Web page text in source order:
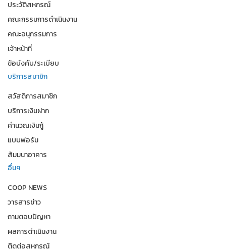
ประวัติสหกรณ์
คณะกรรมการดำเนินงาน
คณะอนุกรรมการ
เจ้าหน้าที่
ข้อบังคับ/ระเบียบ
บริการสมาชิก
สวัสดิการสมาชิก
บริการเงินฝาก
คำนวณเงินกู้
แบบฟอร์ม
สัมมนาอาคาร
อื่นๆ
COOP NEWS
วารสารข่าว
ถามตอบปัญหา
ผลการดำเนินงาน
ติดต่อสหกรณ์